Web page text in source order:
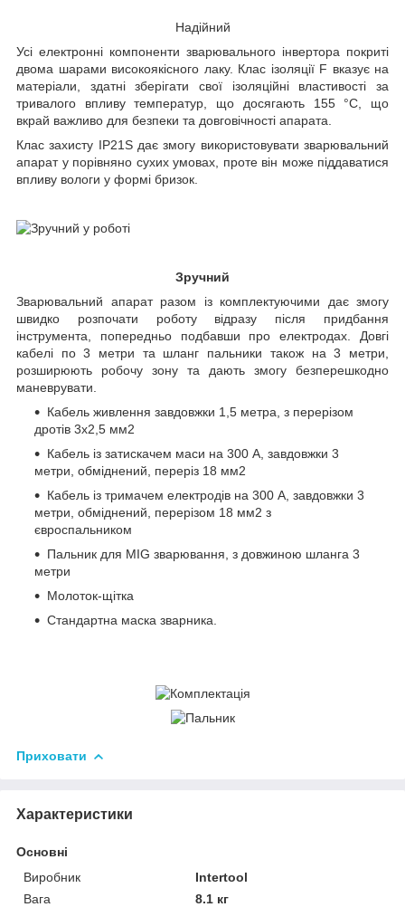
Надійний
Усі електронні компоненти зварювального інвертора покриті
двома шарами високоякісного лаку. Клас ізоляції F вказує на
матеріали, здатні зберігати свої ізоляційні властивості за
тривалого впливу температур, що досягають 155 °C, що
вкрай важливо для безпеки та довговічності апарата.
Клас захисту IP21S дає змогу використовувати зварювальний
апарат у порівняно сухих умовах, проте він може піддаватися
впливу вологи у формі бризок.
Зручний
Зварювальний апарат разом із комплектуючими дає змогу
швидко розпочати роботу відразу після придбання
інструмента, попередньо подбавши про електродах. Довгі
кабелі по 3 метри та шланг пальники також на 3 метри,
розширюють робочу зону та дають змогу безперешкодно
маневрувати.
Кабель живлення завдовжки 1,5 метра, з перерізом
дротів 3x2,5 мм2
Кабель із затискачем маси на 300 А, завдовжки 3
метри, обміднений, переріз 18 мм2
Кабель із тримачем електродів на 300 А, завдовжки 3
метри, обміднений, перерізом 18 мм2 з
євроспальником
Пальник для MIG зварювання, з довжиною шланга 3
метри
Молоток-щітка
Стандартна маска зварника.
Приховати
Характеристики
Основні
Виробник
Intertool
Вага
8.1 кг